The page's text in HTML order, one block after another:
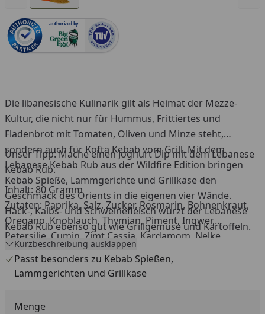
authorized.by
Die libanesische Kulinarik gilt als Heimat der Mezze-
Kultur, die nicht nur für Hummus, Frittiertes und
Fladenbrot mit Tomaten, Oliven und Minze steht,
sondern auch für Kofta Kebab vom Grill. Mit dem
Lebanese Kebab Rub aus der Wildfire Edition bringen
Kebab Spieße, Lammgerichte und Grillkäse den
Geschmack des Orients in die eigenen vier Wände.
Hack-, Kalbs- und Schweinefleisch würzt der Lebanese
Kebab Rub ebenso gut wie Grillgemüse und Kartoffeln.
Unser Tipp: Mache einen Joghurt Dip mit dem Lebanese
Kebab Rub.
Inhalt: 80 Gramm
Zutaten: Paprika, Salz, Zucker, Rosmarin, Bohnenkraut,
Oregano, Knoblauch, Thymian, Piment, Ingwer,
Petersilie, Cumin, Zimt Cassia, Kardamom, Nelke
*Kann Spuren von Senf. Sellerie, Soja, Sesam und
Nüssen enthalten.
Kurzbeschreibung ausklappen
Passt besonders zu Kebab Spießen,
Lammgerichten und Grillkäse
Menge